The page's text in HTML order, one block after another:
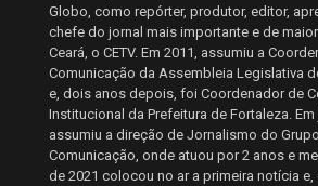
Globo, como repórter, produtor, editor,
chefe do jornal mais importante e de
Ceará, o CETV. Em 2011, assumiu a
Comunicação da Assembleia Legislativa
e, dois anos depois, foi Coordenador de
Institucional da Prefeitura de Fortaleza. Em
assumiu a direção de Jornalismo do
Comunicação, onde atuou por 2 anos e
de 2021 colocou no ar a primeira notícia e,